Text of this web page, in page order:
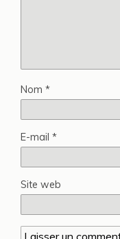
Nom *
E-mail *
Site web